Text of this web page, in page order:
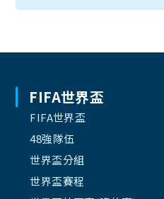
FIFA世界盃
FIFA世界盃
48強隊伍
世界盃分組
世界盃賽程